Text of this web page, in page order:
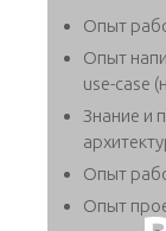
Опыт
Опыт
use-case
Знание и
Опыт
Опыт